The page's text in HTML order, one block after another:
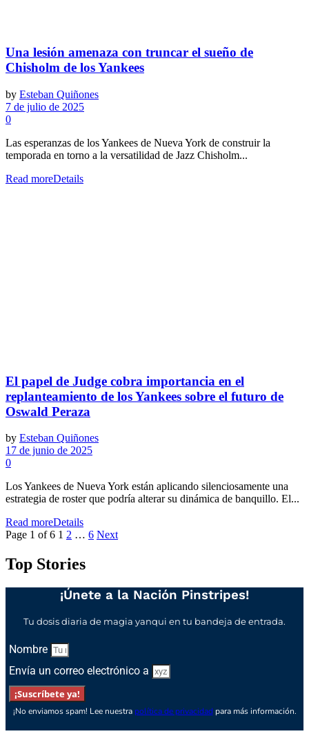
Una lesión amenaza con truncar el sueño de
Chisholm de los Yankees
by Esteban Quiñones
7 de julio de 2025
0
Las esperanzas de los Yankees de Nueva York de construir la
temporada en torno a la versatilidad de Jazz Chisholm...
Read moreDetails
El papel de Judge cobra importancia en el
replanteamiento de los Yankees sobre el futuro de
Oswald Peraza
by Esteban Quiñones
17 de junio de 2025
0
Los Yankees de Nueva York están aplicando silenciosamente una
estrategia de roster que podría alterar su dinámica de banquillo. El...
Read moreDetails
Page 1 of 6 1 2 … 6 Next
Top Stories
¡Únete a la Nación Pinstripes!
Tu dosis diaria de magia yanqui en tu bandeja de entrada.
Nombre
Envía un correo electrónico a
¡Suscríbete ya!
¡No enviamos spam! Lee nuestra política de privacidad para más información.